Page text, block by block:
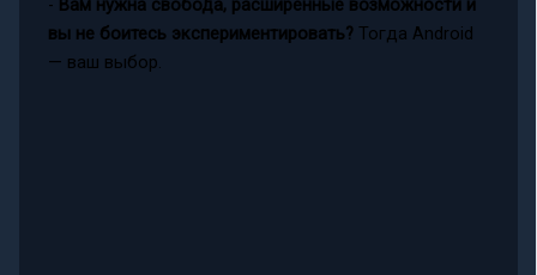
- Вам нужна свобода, расширенные возможности и
вы не боитесь экспериментировать?Тогда Android
— ваш выбор.